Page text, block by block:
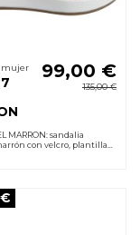
mujer 99,00 €
135,00 €
MARRON: sandalia
con velcro, plantilla